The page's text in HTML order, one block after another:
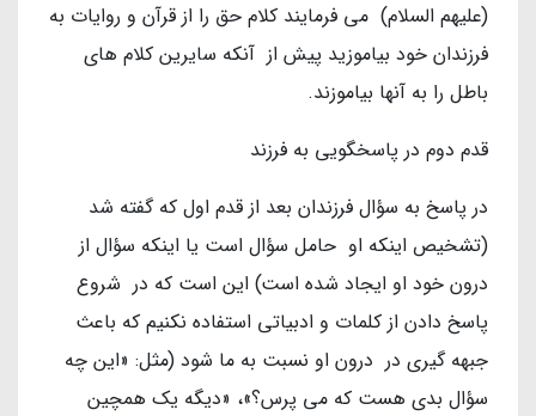
(علیهم السلام) می فرمایند کلام حق را از قرآن و روایات به
فرزندان خود بیاموزید پیش از آنکه سایرین کلام های
باطل را به آنها بیاموزند.
قدم دوم در پاسخگویی به فرزند
در پاسخ به سؤال فرزندان بعد از قدم اول که گفته شد
(تشخیص اینکه او حامل سؤال است یا اینکه سؤال از
درون خود او ایجاد شده است) این است که در شروع
پاسخ دادن از کلمات و ادبیاتی استفاده نکنیم که باعث
جبهه گیری در درون او نسبت به ما شود (مثل: «این چه
سؤال بدی هست که می پرس؟»، «دیگه یک همچین